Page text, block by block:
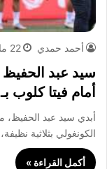
أحمد حمدي 22 مارس، 2025
سيد عبد الحفيظ
أمام فيتا كلوب
أبدي سيد عبد الحفيظ،
الكونغولي بثلاثية
أكمل القراءة »